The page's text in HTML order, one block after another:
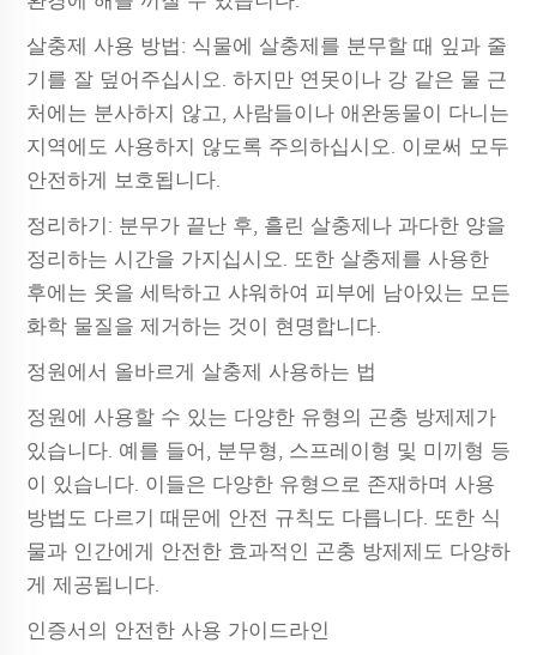
살충제 사용 방법: 식물에 살충제를 분무할 때 잎과 줄
기를 잘 덮어주십시오. 하지만 연못이나 강 같은 물 근
처에는 분사하지 않고, 사람들이나 애완동물이 다니는
지역에도 사용하지 않도록 주의하십시오. 이로써 모두
안전하게 보호됩니다.
정리하기: 분무가 끝난 후, 흘린 살충제나 과다한 양을
정리하는 시간을 가지십시오. 또한 살충제를 사용한
후에는 옷을 세탁하고 샤워하여 피부에 남아있는 모든
화학 물질을 제거하는 것이 현명합니다.
정원에서 올바르게 살충제 사용하는 법
정원에 사용할 수 있는 다양한 유형의 곤충 방제제가
있습니다. 예를 들어, 분무형, 스프레이형 및 미끼형 등
이 있습니다. 이들은 다양한 유형으로 존재하며 사용
방법도 다르기 때문에 안전 규칙도 다릅니다. 또한 식
물과 인간에게 안전한 효과적인 곤충 방제제도 다양하
게 제공됩니다.
인증서의 안전한 사용 가이드라인